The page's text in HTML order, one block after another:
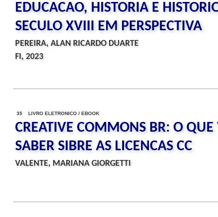
EDUCACAO, HISTORIA E
SECULO XVIII EM PERSPECTIVA
PEREIRA, ALAN RICARDO DUARTE
FI, 2023
35 LIVRO ELETRONICO / EBOOK
CREATIVE COMMONS BR: O QUE
SABER SIBRE AS LICENCAS CC
VALENTE, MARIANA GIORGETTI